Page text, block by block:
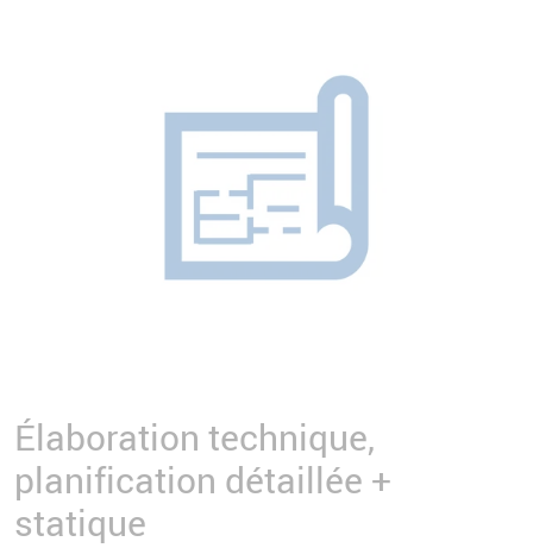
Élaboration technique,
planification détaillée +
statique